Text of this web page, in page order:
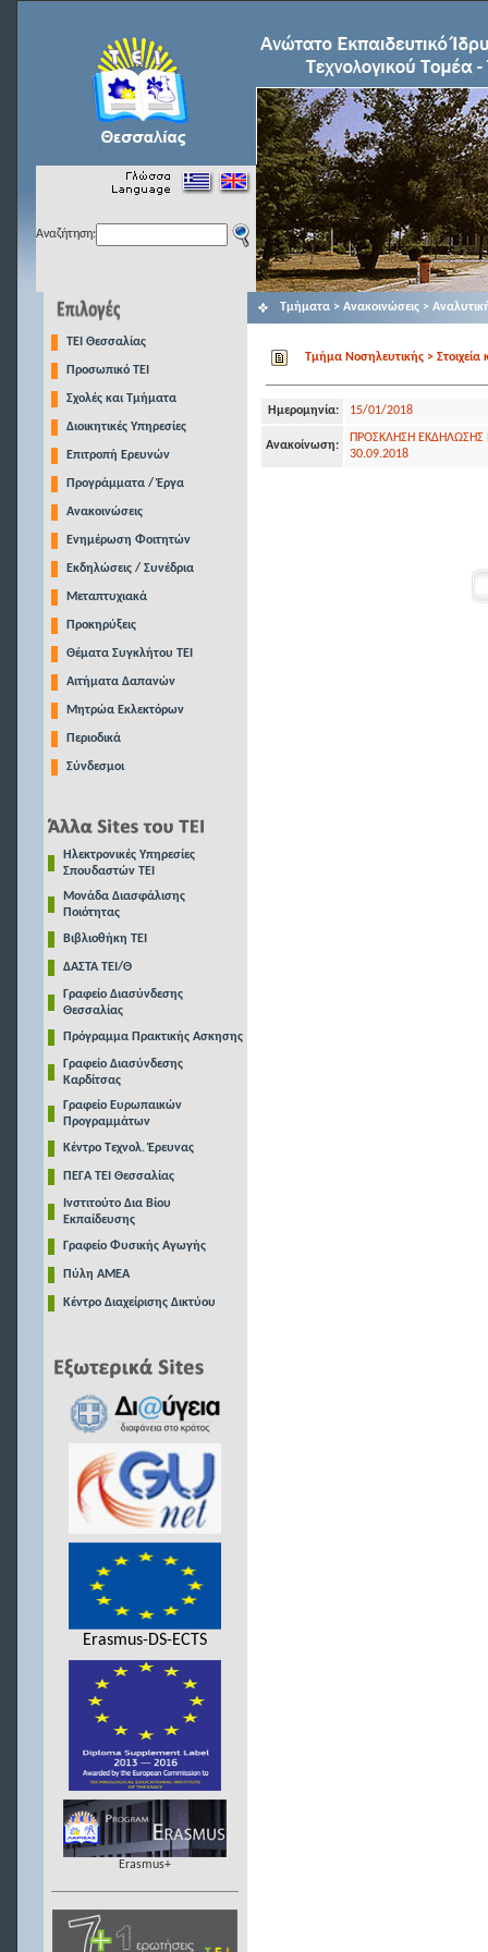
Αναζήτηση:
TEI Θεσσαλίας
Προσωπικό ΤΕΙ
Σχολές και Τμήματα
Διοικητικές Υπηρεσίες
Επιτροπή Ερευνών
Προγράμματα / Έργα
Ανακοινώσεις
Ενημέρωση Φοιτητών
Εκδηλώσεις / Συνέδρια
Μεταπτυχιακά
Προκηρύξεις
Θέματα Συγκλήτου ΤΕΙ
Αιτήματα Δαπανών
Μητρώα Εκλεκτόρων
Περιοδικά
Σύνδεσμοι
Ηλεκτρονικές Υπηρεσίες
Σπουδαστών ΤΕΙ
Μονάδα Διασφάλισης
Ποιότητας
Βιβλιοθήκη ΤΕΙ
ΔΑΣΤΑ ΤΕΙ/Θ
Γραφείο Διασύνδεσης
Θεσσαλίας
Πρόγραμμα Πρακτικής Ασκησης
Γραφείο Διασύνδεσης
Καρδίτσας
Γραφείο Ευρωπαικών
Προγραμμάτων
Κέντρο Τεχνολ. Έρευνας
ΠΕΓΑ ΤΕΙ Θεσσαλίας
Ινστιτούτο Δια Βίου
Εκπαίδευσης
Γραφείο Φυσικής Αγωγής
Πύλη ΑΜΕΑ
Κέντρο Διαχείρισης Δικτύου
Erasmus-DS-ECTS
Erasmus+
Τμήματα > Ανακοινώσεις >
Τμήμα Νοσηλευτικής > Στοιχεία
Ημερομηνία: 15/01/2018
Ανακοίνωση:
ΠΡΟΣΚΛΗΣΗ ΕΚΔΗΛΩΣΗΣ
30.09.2018